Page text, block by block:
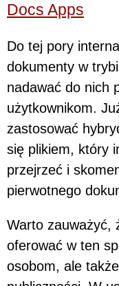
Docs Apps
Do tej pory
dokumenty w
nadawać do nich
użytkownikom.
zastosować
się plikiem, który
przejrzeć i
pierwotnego
Warto zauważyć,
oferować w ten
osobom, ale